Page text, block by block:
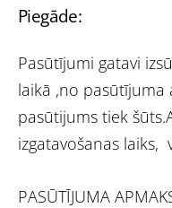
Piegāde:
Pasūtījumi gatavi
laikā ,no pasūtījuma
pasūtijums tiek
izgatavošanas laiks,
PASŪTĪJUMA